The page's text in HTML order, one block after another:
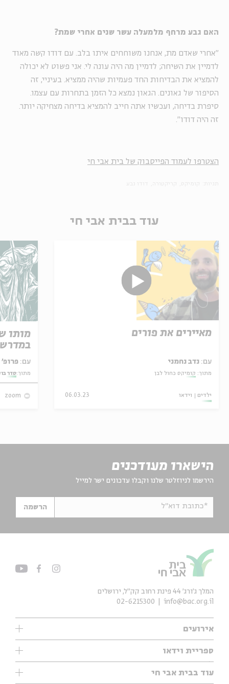
האם גבע מרחף מלמעלה עשר שנים אחרי שמת?
"אחרי שאדם מת, אנחנו משוחחים איתו בלב. עם דודו קשה מאוד
לדמיין את השיחה; לדמיין מה היה עונה לי. אני פשוט לא יכולה
להמציא את הבדיחות החד פעמיות שהיה ממציא. בעיניי, זה
הסיפור של גאונים. הגאון נמצא כל הזמן בתחרות עם עצמו.
סיפרת בדיחה, ועכשיו אתה חייב להמציא בדיחה מצחיקה יותר.
זה היה דודו".
הצטרפו לעמוד הפייסבוק של בית אבי חי
עוד בבית אבי חי
מאיירים את פורים
עם: נדב נחמני
מתוך: קומיקס כחול לבן
ילדים וידאו 06.03.23
מותו
עם: פרופ' אביגדור שנאן
מתוך:סדר
zoom
הישארו מעודכנים
הירשמו לניוזלטר שלנו וקבלו עדכונים ישר למייל
*כתובת דוא"ל הרשמה
אירועים
עיון
אנגלית
ספריית וידאו
ילדים
מוזיקה
עוד בבית אבי חי
המלך ג'ורג' 44 פינת רחוב קק״ל, ירושלים
info@bac.org.il
02-6215300